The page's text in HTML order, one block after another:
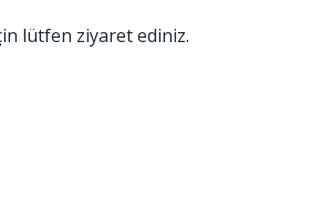
lütfen ziyaret ediniz.